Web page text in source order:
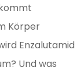
Körper
Enzalutamid
Und was